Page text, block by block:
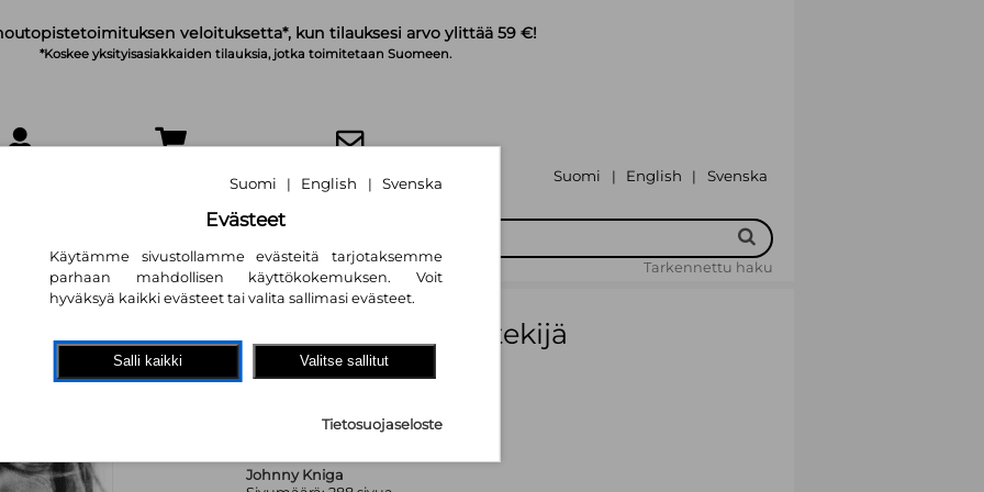
veloituksetta*, kun tilauksesi arvo ylittää 59 €!
*Koskee yksityisasiakkaiden tilauksia, jotka toimitetaan Suomeen.
TILAA UUTISKIRJE Suomi | English | Svenska
Tarkennettu haku
Eicca – Yhdistävä tekijä
Petri Silas,Eicca Toppinen
9,50 €
Johnny Kniga
Suomi | English | Svenska
Evästeet
Käytämme sivustollamme evästeitä tarjotaksemme
parhaan mahdollisen käyttökokemuksen. Voit
hyväksyä kaikki evästeet tai valita sallimasi evästeet.
Salli kaikki Valitse sallitut
Tietosuojaseloste